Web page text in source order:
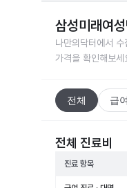
삼성미래여
나만의닥터에서 수
가격을 확인해보세
전체 급여
전체 진료비
진료 항목